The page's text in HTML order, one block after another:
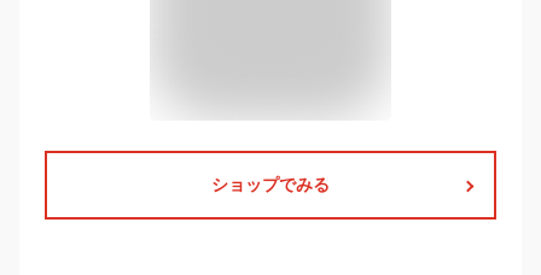
ショップでみる